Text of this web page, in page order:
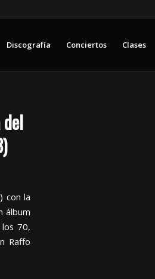
Discografía Conciertos Clases
con la
álbum
70,
Raffo